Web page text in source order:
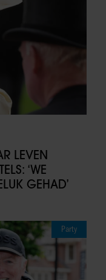
LEVEN
‘WE
GEHAD’
Party